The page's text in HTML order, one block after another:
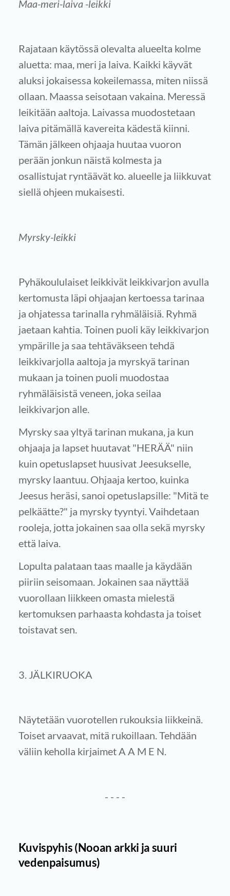
Maa-meri-laiva -leikki
Rajataan käytössä olevalta alueelta kolme
aluetta: maa, meri ja laiva. Kaikki käyvät
aluksi jokaisessa kokeilemassa, miten niissä
ollaan. Maassa seisotaan vakaina. Meressä
leikitään aaltoja. Laivassa muodostetaan
laiva pitämällä kavereita kädestä kiinni.
Tämän jälkeen ohjaaja huutaa vuoron
perään jonkun näistä kolmesta ja
osallistujat ryntäävät ko. alueelle ja liikkuvat
siellä ohjeen mukaisesti.
Myrsky-leikki
Pyhäkoululaiset leikkivät leikkivarjon avulla
kertomusta läpi ohjaajan kertoessa tarinaa
ja ohjatessa tarinalla ryhmäläisiä. Ryhmä
jaetaan kahtia. Toinen puoli käy leikkivarjon
ympärille ja saa tehtäväkseen tehdä
leikkivarjolla aaltoja ja myrskyä tarinan
mukaan ja toinen puoli muodostaa
ryhmäläisistä veneen, joka seilaa
leikkivarjon alle.
Myrsky saa yltyä tarinan mukana, ja kun
ohjaaja ja lapset huutavat "HERÄÄ" niin
kuin opetuslapset huusivat Jeesukselle,
myrsky laantuu. Ohjaaja kertoo, kuinka
Jeesus heräsi, sanoi opetuslapsille: "Mitä te
pelkäätte?" ja myrsky tyyntyi. Vaihdetaan
rooleja, jotta jokainen saa olla sekä myrsky
että laiva.
Lopulta palataan taas maalle ja käydään
piiriin seisomaan. Jokainen saa näyttää
vuorollaan liikkeen omasta mielestä
kertomuksen parhaasta kohdasta ja toiset
toistavat sen.
3. JÄLKIRUOKA
Näytetään vuorotellen rukouksia liikkeinä.
Toiset arvaavat, mitä rukoillaan. Tehdään
väliin keholla kirjaimet A A M E N.
- - - -
Kuvispyhis(Nooan arkki ja suuri
vedenpaisumus)